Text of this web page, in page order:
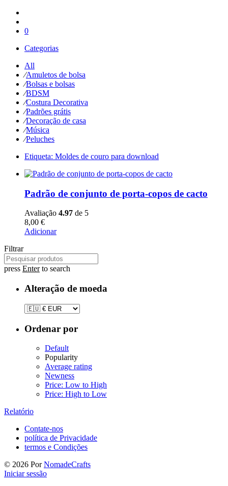
0
Categorias
All
⁄Amuletos de bolsa
⁄Bolsas e bolsas
⁄BDSM
⁄Costura Decorativa
⁄Padrões grátis
⁄Decoração de casa
⁄Música
⁄Peluches
Etiqueta: Moldes de couro para download
Padrão de conjunto de porta-copos de cacto
Avaliação 4.97 de 5
8,00 €
Adicionar
Filtrar
press Enterto search
Alteração de moeda
Ordenar por
Default
Popularity
Average rating
Newness
Price: Low to High
Price: High to Low
Relatório
Contate-nos
política de Privacidade
termos e Condições
© 2026 PorNomadeCrafts
Iniciar sessão